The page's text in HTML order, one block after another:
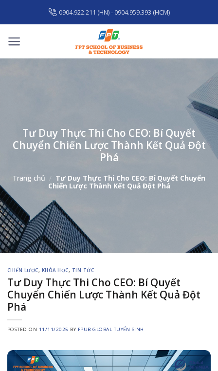
content
0904.922.211 (HN) - 0904.959.393 (HCM)
Tư Duy Thực Thi Cho CEO: Bí Quyết
Chuyển Chiến Lược Thành Kết Quả Đột
Phá
Trang chủ / Tư Duy Thực Thi Cho CEO: Bí Quyết Chuyển
Chiến Lược Thành Kết Quả Đột Phá
CHIẾN LƯỢC, KHÓA HỌC, TIN TỨC
Tư Duy Thực Thi Cho CEO: Bí Quyết
Chuyển Chiến Lược Thành Kết Quả Đột
Phá
POSTED ON 11/11/2025 BY FPUB GLOBAL TUYỂN SINH